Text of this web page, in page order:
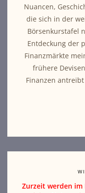
Nuancen,
die sich in der
Börsenkurstafel
Entdeckung der
Finanzmärkte
frühere
Finanzen
Zurzeit werden